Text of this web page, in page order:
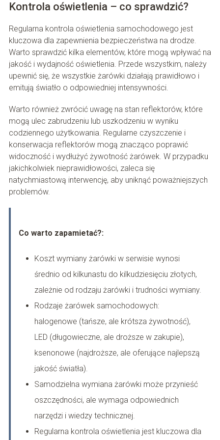
Kontrola oświetlenia – co sprawdzić?
Regularna kontrola oświetlenia samochodowego jest
kluczowa dla zapewnienia bezpieczeństwa na drodze.
Warto sprawdzić kilka elementów, które mogą wpływać na
jakość i wydajność oświetlenia. Przede wszystkim, należy
upewnić się, że wszystkie żarówki działają prawidłowo i
emitują światło o odpowiedniej intensywności.
Warto również zwrócić uwagę na stan reflektorów, które
mogą ulec zabrudzeniu lub uszkodzeniu w wyniku
codziennego użytkowania. Regularne czyszczenie i
konserwacja reflektorów mogą znacząco poprawić
widoczność i wydłużyć żywotność żarówek. W przypadku
jakichkolwiek nieprawidłowości, zaleca się
natychmiastową interwencję, aby uniknąć poważniejszych
problemów.
Co warto zapamietać?:
Koszt wymiany żarówki w serwisie wynosi
średnio od kilkunastu do kilkudziesięciu złotych,
zależnie od rodzaju żarówki i trudności wymiany.
Rodzaje żarówek samochodowych:
halogenowe (tańsze, ale krótsza żywotność),
LED (długowieczne, ale droższe w zakupie),
ksenonowe (najdroższe, ale oferujące najlepszą
jakość światła).
Samodzielna wymiana żarówki może przynieść
oszczędności, ale wymaga odpowiednich
narzędzi i wiedzy technicznej.
Regularna kontrola oświetlenia jest kluczowa dla